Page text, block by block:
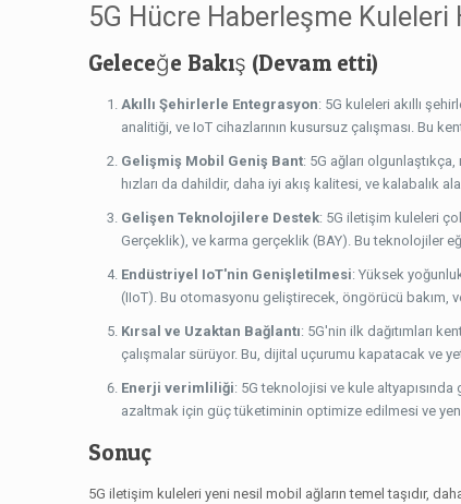
5G Hücre Haberleşme Kuleleri
Geleceğe Bakış (Devam etti)
Akıllı Şehirlerle Entegrasyon: 5G kuleleri akıllı
analitiği, ve IoT cihazlarının kusursuz çalışması. Bu
Gelişmiş Mobil Geniş Bant: 5G ağları
hızları da dahildir, daha iyi akış kalitesi, ve kalabalık
Gelişen Teknolojilere Destek: 5G iletişim kuleleri
Gerçeklik), ve karma gerçeklik (BAY). Bu teknolojiler
Endüstriyel IoT'nin Genişletilmesi: Yüksek
(IIoT). Bu otomasyonu geliştirecek, öngörücü bakım,
Kırsal ve Uzaktan Bağlantı: 5G'nin ilk dağıtımları
çalışmalar sürüyor. Bu, dijital uçurumu kapatacak ve
Enerji verimliliği: 5G teknolojisi ve kule
azaltmak için güç tüketiminin optimize edilmesi ve
Sonuç
5G iletişim kuleleri yeni nesil mobil ağların temel taşıdır,